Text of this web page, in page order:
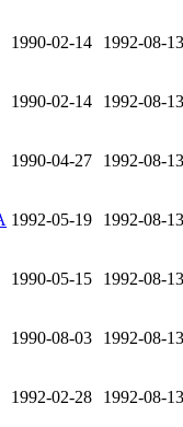
1990-02-14 1992-08-13
1990-02-14 1992-08-13
1990-04-27 1992-08-13
1992-05-19 1992-08-13
1990-05-15 1992-08-13
1990-08-03 1992-08-13
1992-02-28 1992-08-13